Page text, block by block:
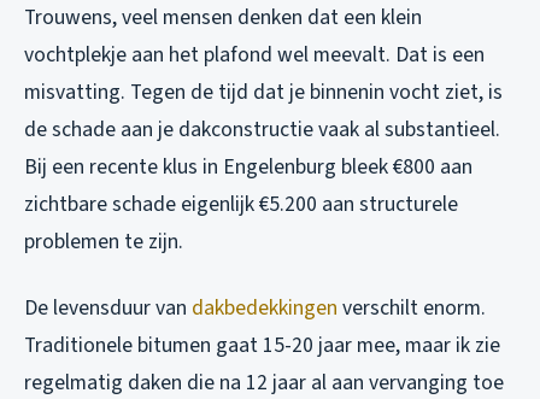
Trouwens, veel mensen denken dat een klein
vochtplekje aan het plafond wel meevalt. Dat is een
misvatting. Tegen de tijd dat je binnenin vocht ziet, is
de schade aan je dakconstructie vaak al substantieel.
Bij een recente klus in Engelenburg bleek €800 aan
zichtbare schade eigenlijk €5.200 aan structurele
problemen te zijn.
De levensduur van dakbedekkingen verschilt enorm.
Traditionele bitumen gaat 15-20 jaar mee, maar ik zie
regelmatig daken die na 12 jaar al aan vervanging toe